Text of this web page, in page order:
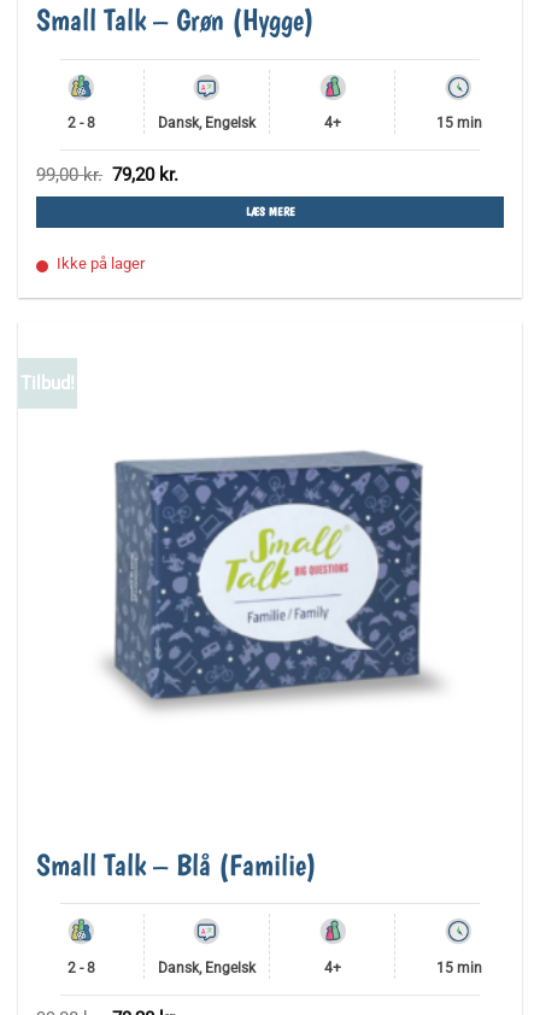
Small Talk – Grøn (Hygge)
2 - 8 Dansk, Engelsk 4+ 15 min
99,00kr. Den
oprindelige
pris
99,00 kr..
79,20 kr.
aktuelle
pris
79,20 kr..
LÆS MERE
Ikke på lager
Tilbud!
Small Talk – Blå (Familie)
2 - 8 Dansk, Engelsk 4+ 15 min